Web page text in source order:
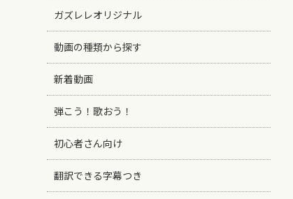
ガズレレオリジナル
動画の種類から探す
新着動画
弾こう！歌おう！
初心者さん向け
翻訳できる字幕つき